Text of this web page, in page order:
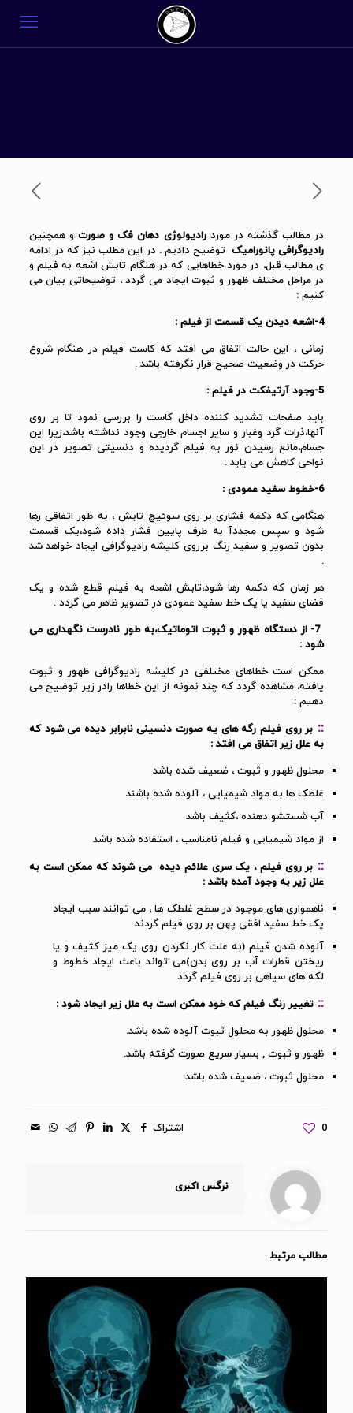
در مطالب گذشته در موردرادیولوژی دهان فک و صورتو همچنین
رادیوگرافی پانورامیکتوضیح دادیم . در این مطلب نیز که در ادامه
ی مطالب قبل، در مورد خطاهایی که در هنگام تابش اشعه به فیلم و
در مراحل مختلف ظهور و ثبوت ایجاد می گردد ، توضیحاتی بیان می
کنیم :
4-اشعه دیدن یک قسمت از فیلم :
زمانی ، این حالت اتفاق می افتد که کاست فیلم در هنگام شروع
حرکت در وضعیت صحیح قرار نگرفته باشد .
5-وجود آرتیفکت در فیلم :
باید صفحات تشدید کننده داخل کاست را بررسی نمود تا بر روی
آنها،ذرات گرد وغبار و سایر اجسام خارجی وجود نداشته باشد،زیرا این
جسام،مانع رسیدن نور به فیلم گردیده و دنسیتی تصویر در این
نواحی کاهش می یابد .
6-خطوط سفید عمودی :
هنگامی که دکمه فشاری بر روی سوئیچ تابش ، به طور اتفاقی رها
شود و سپس مجددآ به طرف پایین فشار داده شود،یک قسمت
بدون تصویر و سفید رنگ برروی کلیشه رادیوگرافی ایجاد خواهد شد
.
هر زمان که دکمه رها شود،تابش اشعه به فیلم قطع شده و یک
فضای سفید یا یک خط سفید عمودی در تصویر ظاهر می گردد .
7- از دستگاه ظهور و ثبوت اتوماتیک،به طور نادرست نگهداری می
شود :
ممکن است خطاهای مختلفی در کلیشه رادیوگرافی ظهور و ثبوت
یافته، مشاهده گردد که چند نمونه از این خطاها رادر زیر توضیح می
دهیم :
:: بر روی فیلم رگه های یه صورت دنسینی نابرابر دیده می شود که
به علل زیر اتفاق می افتد :
محلول ظهور و ثبوت ، ضعیف شده باشد
غلطک ها به مواد شیمیایی ، آلوده شده باشند
آب شستشو دهنده ،کثیف باشد
از مواد شیمیایی و فیلم نامناسب ، استفاده شده باشد
:: بر روی فیلم ، یک سری علائم دیده می شوند که ممکن است به
علل زیر به وجود آمده باشد :
ناهمواری های موجود در سطح غلطک ها ، می توانند سبب ایجاد
یک خط سفید افقی پهن بر روی فیلم گردند
آلوده شدن فیلم (به علت کار نکردن روی یک میز کثیف و یا
ریختن قطرات آب بر روی بدن)می تواند باعث ایجاد خطوط و
لکه های سیاهی بر روی فیلم گردد
:: تغییر رنگ فیلم که خود ممکن است به علل زیر ایجاد شود :
محلول ظهور به محلول ثبوت آلوده شده باشد.
ظهور و ثبوت , بسیار سریع صورت گرفته باشد.
محلول ثبوت ، ضعیف شده باشد.
اشتراک 0
نرگس اکبری
مطالب مرتبط